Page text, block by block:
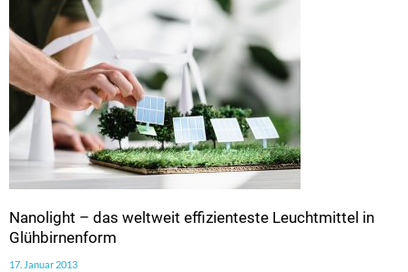
Nanolight – das weltweit effizienteste Leuchtmittel in
Glühbirnenform
17. Januar 2013